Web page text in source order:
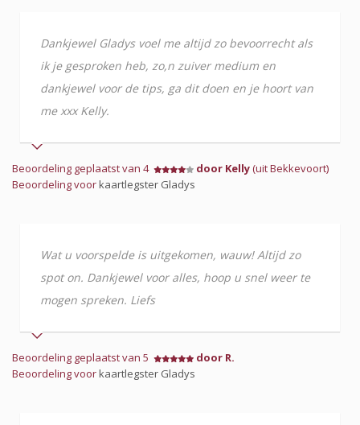
Dankjewel Gladys voel me altijd zo bevoorrecht als
ik je gesproken heb, zo,n zuiver medium en
dankjewel voor de tips, ga dit doen en je hoort van
me xxx Kelly.
Beoordeling geplaatst van 4 door Kelly(uit Bekkevoort)
Beoordeling voorkaartlegster Gladys
Wat u voorspelde is uitgekomen, wauw! Altijd zo
spot on. Dankjewel voor alles, hoop u snel weer te
mogen spreken. Liefs
Beoordeling geplaatst van 5
door R.
Beoordeling voorkaartlegster Gladys